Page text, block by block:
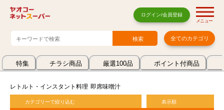
ログイン/会員登録
メニュー
全てのカテゴリ
特集 チラシ商品 厳選100品 ポイント付商品
レトルト・インスタント料理 即席味噌汁
カテゴリーで絞り込む 表示順